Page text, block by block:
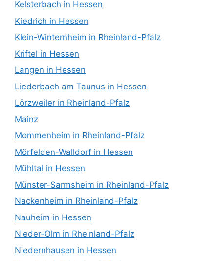
Kelsterbach in Hessen
Kiedrich in Hessen
Klein-Winternheim in Rheinland-Pfalz
Kriftel in Hessen
Langen in Hessen
Liederbach am Taunus in Hessen
Lörzweiler in Rheinland-Pfalz
Mainz
Mommenheim in Rheinland-Pfalz
Mörfelden-Walldorf in Hessen
Mühltal in Hessen
Münster-Sarmsheim in Rheinland-Pfalz
Nackenheim in Rheinland-Pfalz
Nauheim in Hessen
Nieder-Olm in Rheinland-Pfalz
Niedernhausen in Hessen